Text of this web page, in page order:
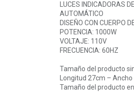
LUCES INDICADORAS
AUTOMÁTICO
DISEÑO CON CUERPO
POTENCIA: 1000W
VOLTAJE: 110V
FRECUENCIA: 60HZ
Tamaño del producto
Longitud 27cm –
Tamaño del producto